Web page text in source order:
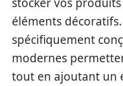
éléments
spécifiquement
modernes
tout en ajoutant un